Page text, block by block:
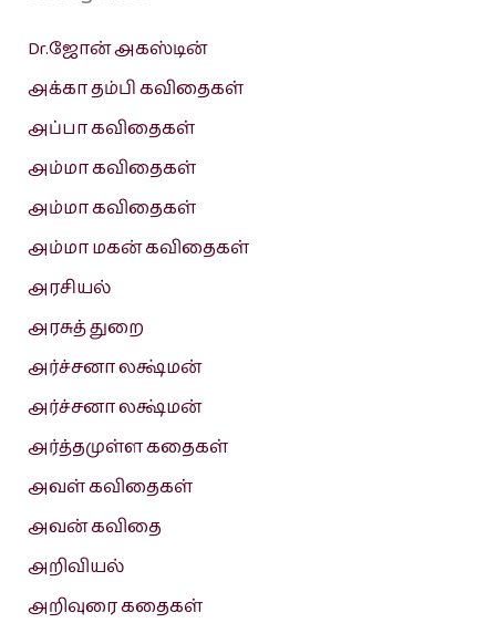
Dr.ஜோன் அகஸ்டின்
அக்கா தம்பி கவிதைகள்
அப்பா கவிதைகள்
அம்மா கவிதைகள்
அம்மா கவிதைகள்
அம்மா மகன் கவிதைகள்
அரசியல்
அரசுத் துறை
அர்ச்சனா லக்ஷ்மன்
அர்ச்சனா லக்ஷ்மன்
அர்த்தமுள்ள கதைகள்
அவள் கவிதைகள்
அவன் கவிதை
அறிவியல்
அறிவுரை கதைகள்